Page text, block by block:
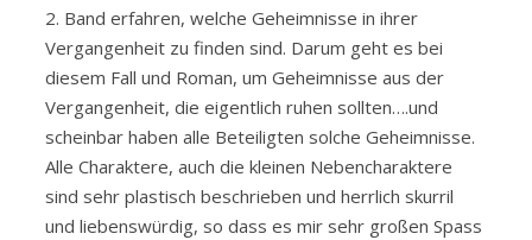
2. Band erfahren, welche Geheimnisse in ihrer
Vergangenheit zu finden sind. Darum geht es bei
diesem Fall und Roman, um Geheimnisse aus der
Vergangenheit, die eigentlich ruhen sollten….und
scheinbar haben alle Beteiligten solche Geheimnisse.
Alle Charaktere, auch die kleinen Nebencharaktere
sind sehr plastisch beschrieben und herrlich skurril
und liebenswürdig, so dass es mir sehr großen Spass